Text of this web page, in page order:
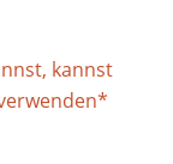
kannst